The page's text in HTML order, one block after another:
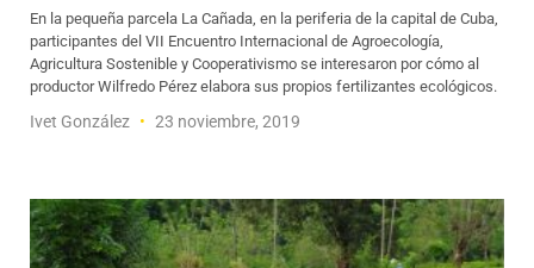
En la pequeña parcela La Cañada, en la periferia de la capital de Cuba,
participantes del VII Encuentro Internacional de Agroecología,
Agricultura Sostenible y Cooperativismo se interesaron por cómo al
productor Wilfredo Pérez elabora sus propios fertilizantes ecológicos.
Ivet González 23 noviembre, 2019